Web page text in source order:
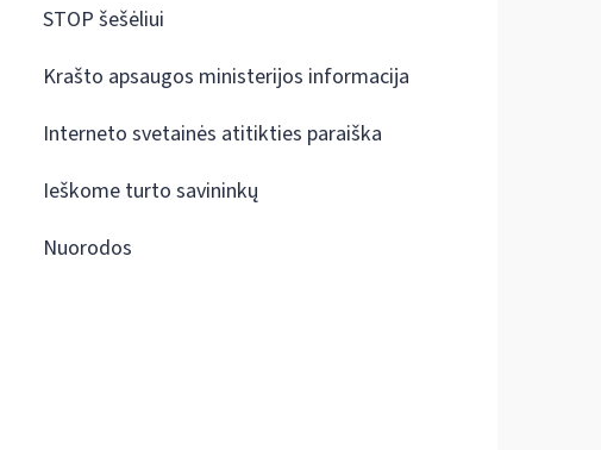
STOP šešėliui
Krašto apsaugos ministerijos informacija
Interneto svetainės atitikties paraiška
Ieškome turto savininkų
Nuorodos